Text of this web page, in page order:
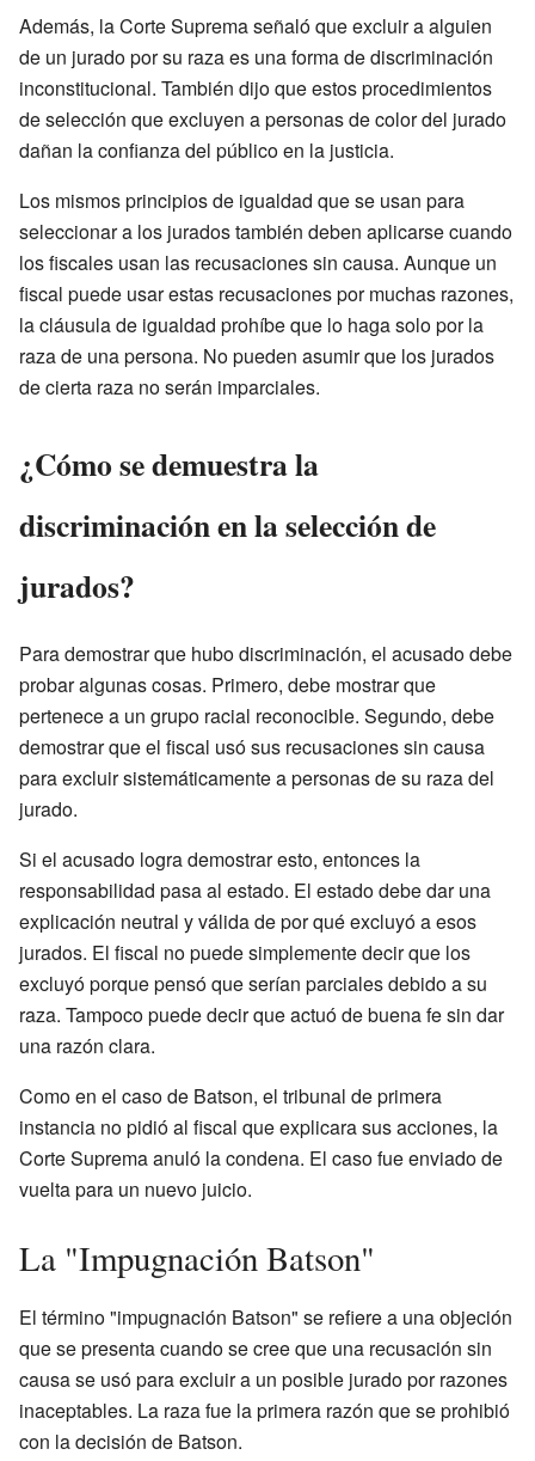
Además, la Corte Suprema señaló que excluir a alguien
de un jurado por su raza es una forma de discriminación
inconstitucional. También dijo que estos procedimientos
de selección que excluyen a personas de color del jurado
dañan la confianza del público en la justicia.
Los mismos principios de igualdad que se usan para
seleccionar a los jurados también deben aplicarse cuando
los fiscales usan las recusaciones sin causa. Aunque un
fiscal puede usar estas recusaciones por muchas razones,
la cláusula de igualdad prohíbe que lo haga solo por la
raza de una persona. No pueden asumir que los jurados
de cierta raza no serán imparciales.
¿Cómo se demuestra la
discriminación en la selección de
jurados?
Para demostrar que hubo discriminación, el acusado debe
probar algunas cosas. Primero, debe mostrar que
pertenece a un grupo racial reconocible. Segundo, debe
demostrar que el fiscal usó sus recusaciones sin causa
para excluir sistemáticamente a personas de su raza del
jurado.
Si el acusado logra demostrar esto, entonces la
responsabilidad pasa al estado. El estado debe dar una
explicación neutral y válida de por qué excluyó a esos
jurados. El fiscal no puede simplemente decir que los
excluyó porque pensó que serían parciales debido a su
raza. Tampoco puede decir que actuó de buena fe sin dar
una razón clara.
Como en el caso de Batson, el tribunal de primera
instancia no pidió al fiscal que explicara sus acciones, la
Corte Suprema anuló la condena. El caso fue enviado de
vuelta para un nuevo juicio.
La "Impugnación Batson"
El término "impugnación Batson" se refiere a una objeción
que se presenta cuando se cree que una recusación sin
causa se usó para excluir a un posible jurado por razones
inaceptables. La raza fue la primera razón que se prohibió
con la decisión de Batson.